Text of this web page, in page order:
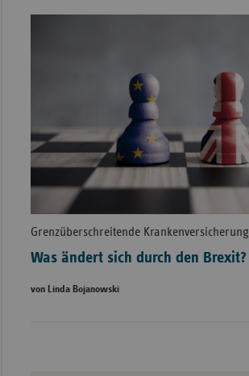
Grenzüberschreitende Krankenversicherung
Was ändert sich durch den Brexit?
von Linda Bojanowski